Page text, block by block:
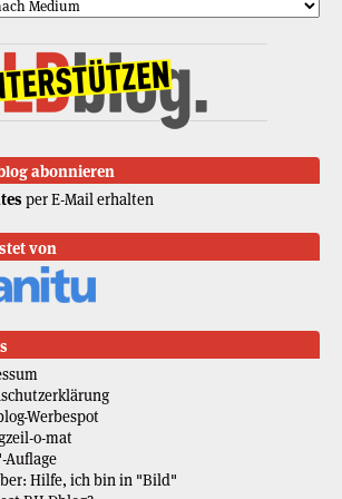
abonnieren
per E-Mail erhalten
von
Werbespot
o-mat
Auflage
Hilfe, ich bin in "Bild"